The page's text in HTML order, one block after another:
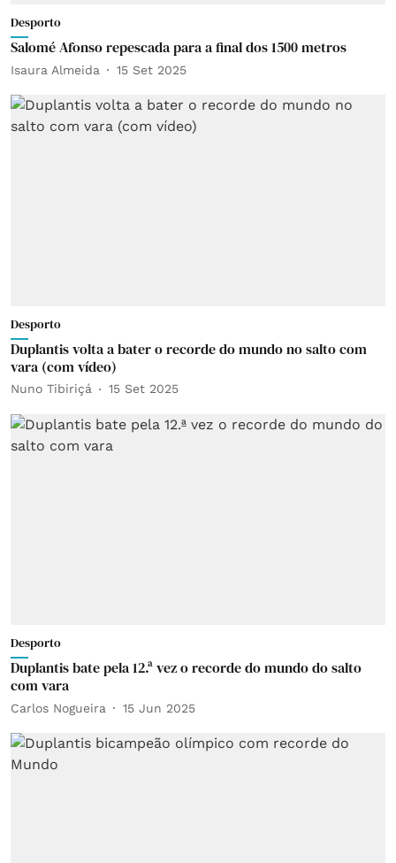
Desporto
Salomé Afonso repescada para a final dos 1500 metros
Isaura Almeida 15 Set 2025
Desporto
Duplantis volta a bater o recorde do mundo no salto com
vara (com vídeo)
Nuno Tibiriçá 15 Set 2025
Desporto
Duplantis bate pela 12.ª vez o recorde do mundo do salto
com vara
Carlos Nogueira 15 Jun 2025